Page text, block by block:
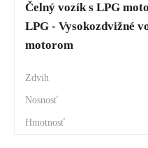
Čelný vozík s LPG
LPG - Vysokozdvižné
motorom